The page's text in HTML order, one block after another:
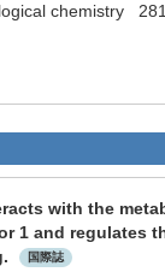
chemistry
with the
1 and regulates
国際誌